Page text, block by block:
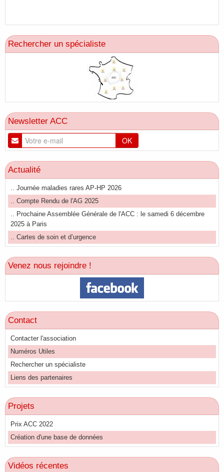
Rechercher un spécialiste
Newsletter ACC
OK
Actualité
.. Journée maladies rares AP-HP 2026
.. Compte Rendu de l'AG 2025
.. Prochaine Assemblée Générale de l'ACC : le samedi 6 décembre
2025 à Paris
.. Cartes de soin et d’urgence
Venez nous rejoindre !
Contact
Contacter l'association
Numéros Utiles
Rechercher un spécialiste
Liens des partenaires
Projets
Prix ACC 2022
Création d'une base de données
Vidéos récentes